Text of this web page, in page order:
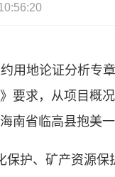
用地论证分析专
要求，从项目概
省临高县抱美
护、矿产资源